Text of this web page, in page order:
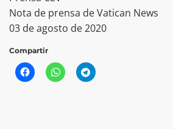
Nota de prensa de Vatican News
03 de agosto de 2020
Compartir